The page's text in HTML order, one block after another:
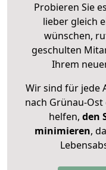
Probieren Sie
lieber gleich
wünschen,
geschulten
Ihrem
Wir sind für jede
nach Grünau-Ost
helfen, den
minimieren,